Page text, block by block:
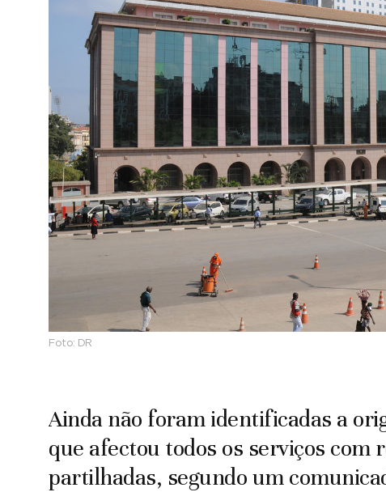
Foto: DR
Ainda não foram identificadas a
que afectou todos os serviços com
partilhadas, segundo um